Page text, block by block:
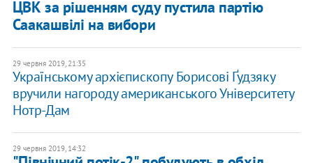
ЦВК за рішенням суду пустила партію
Саакашвілі на вибори
29 червня 2019, 21:35
Українському архієпископу Борисові Ґудзяку
вручили нагороду американського Університету
Нотр-Дам
29 червня 2019, 14:32